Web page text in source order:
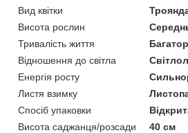
Вид квітки
Висота рослин
Тривалість життя
Відношення до світла
Енергія росту
Листя взимку
Спосіб упаковки
Висота саджанця/розсади
40 см